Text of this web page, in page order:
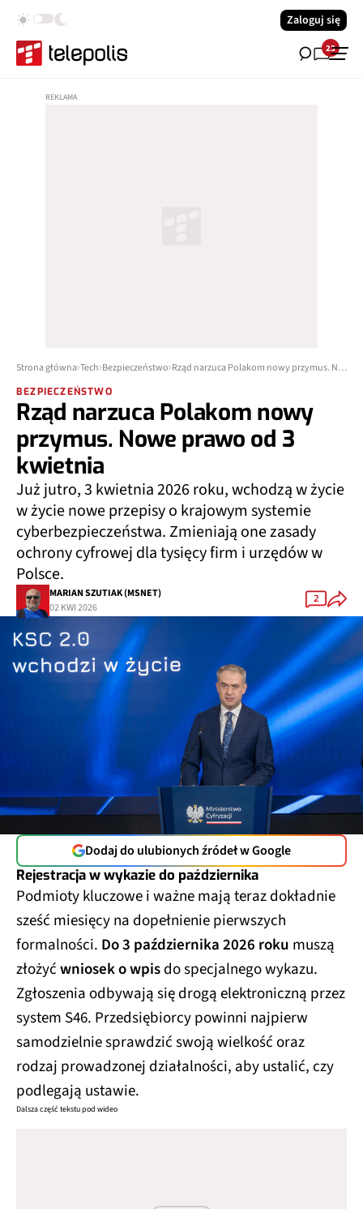
Zaloguj się
23
Strona główna Tech Bezpieczeństwo Rząd narzuca Polakom nowy przymus. Nowe prawo od 3 kwietnia
BEZPIECZEŃSTWO
Rząd narzuca Polakom nowy
przymus. Nowe prawo od 3
kwietnia
Już jutro, 3 kwietnia 2026 roku, wchodzą w życie
w życie nowe przepisy o krajowym systemie
cyberbezpieczeństwa. Zmieniają one zasady
ochrony cyfrowej dla tysięcy firm i urzędów w
Polsce.
MARIAN SZUTIAK (MSNET)
02 KWI 2026
2
Dodaj do ulubionych źródeł w Google
Rejestracja w wykazie do października
Podmioty kluczowe i ważne mają teraz dokładnie
sześć miesięcy na dopełnienie pierwszych
formalności. Do 3 października 2026 roku muszą
złożyćwniosek o wpisdo specjalnego wykazu.
Zgłoszenia odbywają się drogą elektroniczną przez
system S46. Przedsiębiorcy powinni najpierw
samodzielnie sprawdzić swoją wielkość oraz
rodzaj prowadzonej działalności, aby ustalić, czy
podlegają ustawie.
Dalsza część tekstu pod wideo